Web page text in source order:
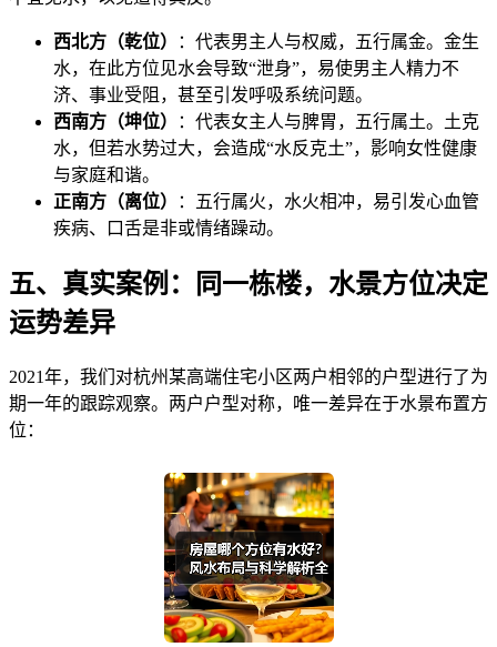
西北方（乾位）
：代表男主人与权威，五行属金。金生
水，在此方位见水会导致“泄身”，易使男主人精力不
济、事业受阻，甚至引发呼吸系统问题。
西南方（坤位）
：代表女主人与脾胃，五行属土。土克
水，但若水势过大，会造成“水反克土”，影响女性健康
与家庭和谐。
正南方（离位）
：五行属火，水火相冲，易引发心血管
疾病、口舌是非或情绪躁动。
五、真实案例：同一栋楼，水景方位决定
运势差异
2021年，我们对杭州某高端住宅小区两户相邻的户型进行了为
期一年的跟踪观察。两户户型对称，唯一差异在于水景布置方
位：